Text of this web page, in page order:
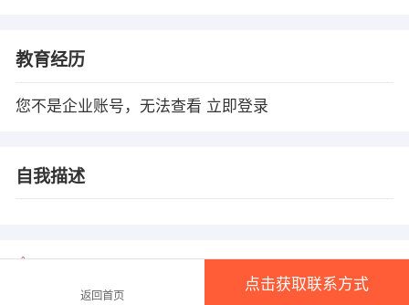
教育经历
您不是企业账号，无法查看 立即登录
自我描述
1、本平台仅供信息发布，不会收取押金、保证金！
返回首页
点击获取联系方式